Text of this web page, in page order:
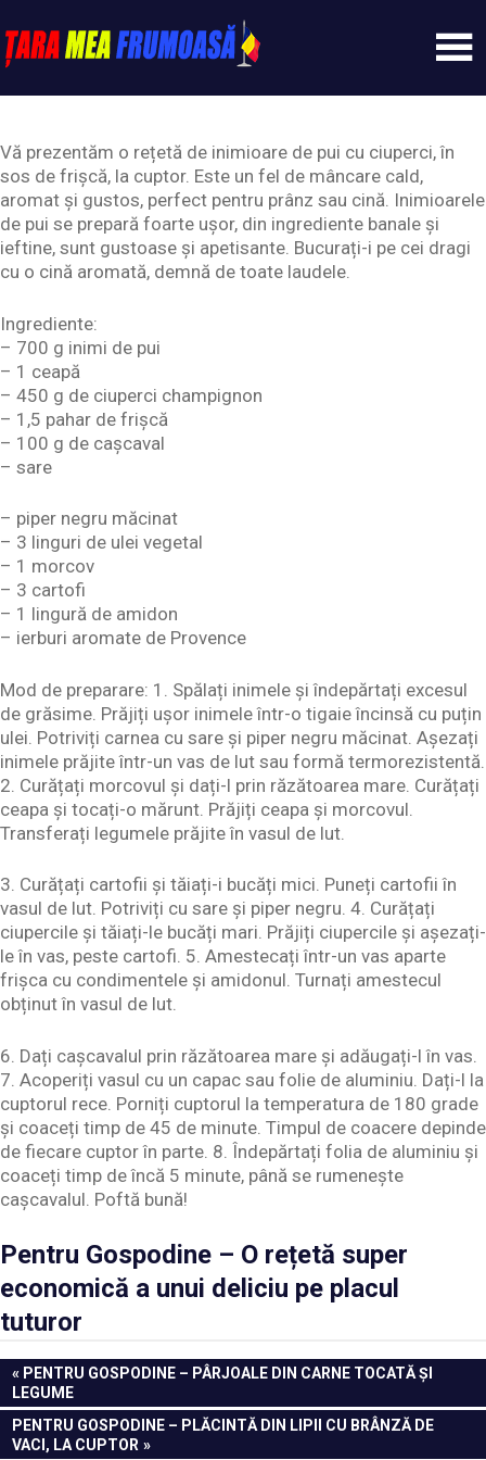
to
content
Tarameafrumoasa
Vă prezentăm o rețetă de inimioare de pui cu ciuperci, în
sos de frișcă, la cuptor. Este un fel de mâncare cald,
aromat și gustos, perfect pentru prânz sau cină. Inimioarele
de pui se prepară foarte ușor, din ingrediente banale și
ieftine, sunt gustoase și apetisante. Bucurați-i pe cei dragi
cu o cină aromată, demnă de toate laudele.
Ingrediente:
– 700 g inimi de pui
– 1 ceapă
– 450 g de ciuperci champignon
– 1,5 pahar de frișcă
– 100 g de cașcaval
– sare
– piper negru măcinat
– 3 linguri de ulei vegetal
– 1 morcov
– 3 cartofi
– 1 lingură de amidon
– ierburi aromate de Provence
Mod de preparare: 1. Spălați inimele și îndepărtați excesul
de grăsime. Prăjiți ușor inimele într-o tigaie încinsă cu puțin
ulei. Potriviți carnea cu sare și piper negru măcinat. Așezați
inimele prăjite într-un vas de lut sau formă termorezistentă.
2. Curățați morcovul și dați-l prin răzătoarea mare. Curățați
ceapa și tocați-o mărunt. Prăjiți ceapa și morcovul.
Transferați legumele prăjite în vasul de lut.
3. Curățați cartofii și tăiați-i bucăți mici. Puneți cartofii în
vasul de lut. Potriviți cu sare și piper negru. 4. Curățați
ciupercile și tăiați-le bucăți mari. Prăjiți ciupercile și așezați-
le în vas, peste cartofi. 5. Amestecați într-un vas aparte
frișca cu condimentele și amidonul. Turnați amestecul
obținut în vasul de lut.
6. Dați cașcavalul prin răzătoarea mare și adăugați-l în vas.
7. Acoperiți vasul cu un capac sau folie de aluminiu. Dați-l la
cuptorul rece. Porniți cuptorul la temperatura de 180 grade
și coaceți timp de 45 de minute. Timpul de coacere depinde
de fiecare cuptor în parte. 8. Îndepărtați folia de aluminiu și
coaceți timp de încă 5 minute, până se rumenește
cașcavalul. Poftă bună!
Pentru Gospodine – O rețetă super
economică a unui deliciu pe placul
tuturor
Navigare
în
articole
PREVIOUS
POST:
PENTRU GOSPODINE – PÂRJOALE DIN CARNE TOCATĂ ȘI
LEGUME
NEXT
POST:
PENTRU GOSPODINE – PLĂCINTĂ DIN LIPII CU BRÂNZĂ DE
VACI, LA CUPTOR